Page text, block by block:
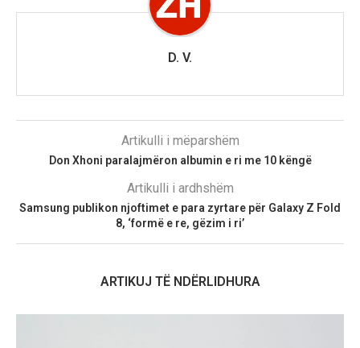
D. V.
Artikulli i mëparshëm
Don Xhoni paralajmëron albumin e ri me 10 këngë
Artikulli i ardhshëm
Samsung publikon njoftimet e para zyrtare për Galaxy Z Fold
8, ‘formë e re, gëzim i ri’
ARTIKUJ TË NDËRLIDHURA